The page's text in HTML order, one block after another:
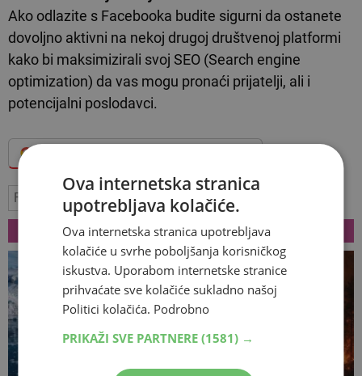
Ako odlazite s Facebooka budite sigurni da ostanete
dovoljno aktivni na nekoj drugoj društvenoj platformi
kako bi maksimizirali svoj SEO (Search engine
optimization) da vas mogu pronaći prijatelji, ali i
potencijalni poslodavci.
Facebook profil
VEZANI ČLANCI
Ova internetska stranica
upotrebljava kolačiće.
Ova internetska stranica upotrebljava
kolačiće u svrhe poboljšanja korisničkog
iskustva. Uporabom internetske stranice
prihvaćate sve kolačiće sukladno našoj
Politici kolačića. Podrobno
PRIKAŽI SVE PARTNERE (1581) →